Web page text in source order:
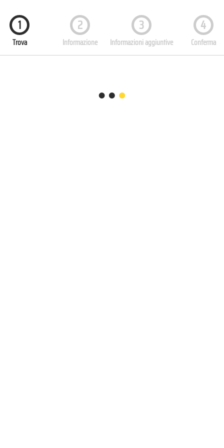
1
Trova
2
Informazione
3
Informazioni aggiuntive
4
Conferma